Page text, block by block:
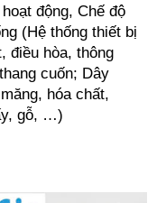
động, Chế độ
(Hệ thống thiết bị
điều hòa, thông
cuốn; Dây
hóa chất,
gỗ, …)